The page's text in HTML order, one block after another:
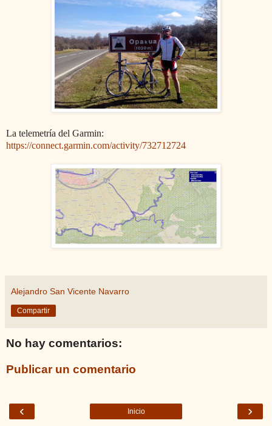
La telemetría del Garmin:
https://connect.garmin.com/activity/732712724
Alejandro San Vicente Navarro
Compartir
No hay comentarios:
Publicar un comentario
‹ ›
Inicio